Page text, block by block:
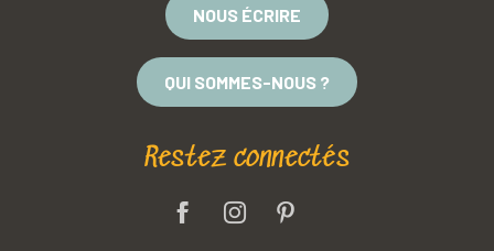
NOUS ÉCRIRE
QUI SOMMES-NOUS ?
Restez connectés